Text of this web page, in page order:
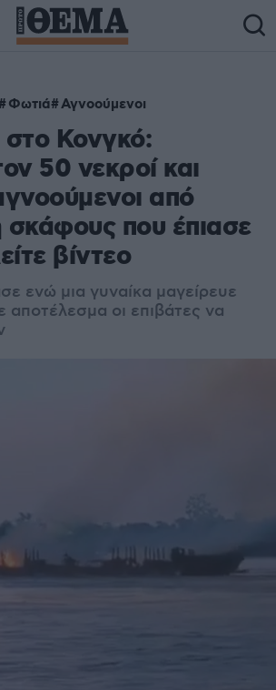
Φωτιά Αγνοούμενοι
Κονγκό:
50 νεκροί και
από
που έπιασε
βίντεο
ενώ μια γυναίκα μαγείρευε
οι επιβάτες να